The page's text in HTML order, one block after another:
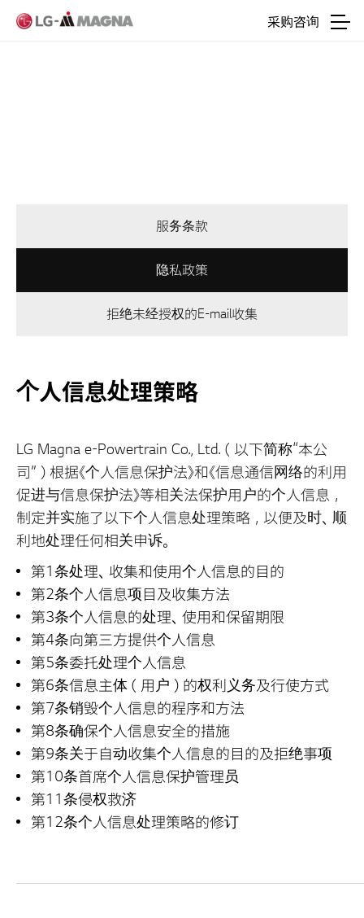
采购咨询
服务条款
隐私政策
拒绝未经授权的E-mail收集
个人信息处理策略
LG Magna e-Powertrain Co., Ltd.（以下简称“本公
司”）根据《个人信息保护法》和《信息通信网络的利用
促进与信息保护法》等相关法保护用户的个人信息，
制定并实施了以下个人信息处理策略，以便及时、顺
利地处理任何相关申诉。
第1条处理、收集和使用个人信息的目的
第2条个人信息项目及收集方法
第3条个人信息的处理、使用和保留期限
第4条向第三方提供个人信息
第5条委托处理个人信息
第6条信息主体（用户）的权利义务及行使方式
第7条销毁个人信息的程序和方法
第8条确保个人信息安全的措施
第9条关于自动收集个人信息的目的及拒绝事项
第10条首席个人信息保护管理员
第11条侵权救济
第12条个人信息处理策略的修订